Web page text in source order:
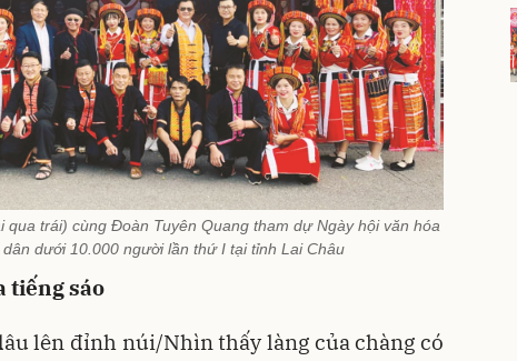
trái) cùng Đoàn Tuyên Quang tham dự Ngày hội văn hóa
dưới 10.000 người lần thứ I tại tỉnh Lai Châu
tiếng sáo
lên đỉnh núi/Nhìn thấy làng của chàng có